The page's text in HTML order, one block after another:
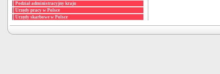
Podział administracyjny kraju
Urzędy pracy w Polsce
Urzędy skarbowe w Polsce